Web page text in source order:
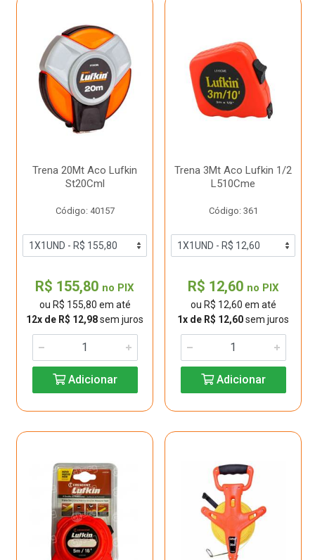
Trena 20Mt Aco Lufkin
St20Cml
Código: 40157
R$ 155,80 no PIX
ou R$ 155,80 em até
12x de R$ 12,98sem juros
Adicionar
Trena 3Mt Aco Lufkin 1/2
L510Cme
Código: 361
R$ 12,60 no PIX
ou R$ 12,60 em até
1x de R$ 12,60sem juros
Adicionar